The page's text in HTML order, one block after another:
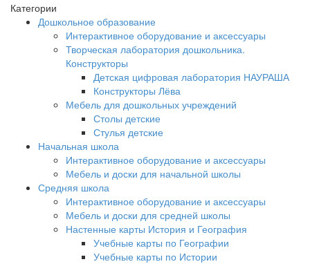
Категории
Дошкольное образование
Интерактивное оборудование и аксессуары
Творческая лаборатория дошкольника.
Конструкторы
Детская цифровая лаборатория НАУРАША
Конструкторы Лёва
Мебель для дошкольных учреждений
Столы детские
Стулья детские
Начальная школа
Интерактивное оборудование и аксессуары
Мебель и доски для начальной школы
Средняя школа
Интерактивное оборудование и аксессуары
Мебель и доски для средней школы
Настенные карты История и География
Учебные карты по Географии
Учебные карты по Истории